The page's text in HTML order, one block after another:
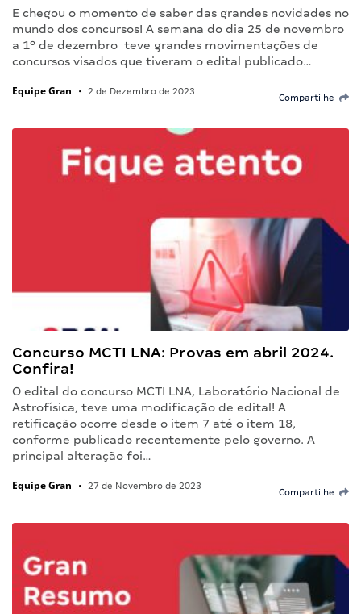
E chegou o momento de saber das grandes novidades no
mundo dos concursos! A semana do dia 25 de novembro
a 1º de dezembro teve grandes movimentações de
concursos visados que tiveram o edital publicado…
Equipe Gran • 2 de Dezembro de 2023
Compartilhe
Concurso MCTI LNA: Provas em abril 2024.
Confira!
O edital do concurso MCTI LNA, Laboratório Nacional de
Astrofísica, teve uma modificação de edital! A
retificação ocorre desde o item 7 até o item 18,
conforme publicado recentemente pelo governo. A
principal alteração foi…
Equipe Gran • 27 de Novembro de 2023
Compartilhe